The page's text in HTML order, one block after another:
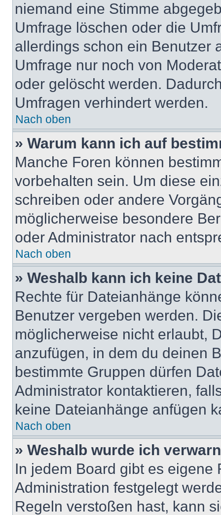
niemand eine Stimme
Umfrage löschen oder die
allerdings schon ein Benutzer
Umfrage nur noch von
oder gelöscht werden.
Umfragen verhindert werden.
Nach oben
» Warum kann ich auf
Manche Foren können
vorbehalten sein. Um diese
schreiben oder andere
möglicherweise besondere
oder Administrator nach
Nach oben
» Weshalb kann ich keine
Rechte für Dateianhänge
Benutzer vergeben werden.
möglicherweise nicht erlaubt,
anzufügen, in dem du deinen
bestimmte Gruppen dürfen
Administrator kontaktieren,
keine Dateianhänge anfügen
Nach oben
» Weshalb wurde ich
In jedem Board gibt es
Administration festgelegt
Regeln verstoßen hast, kann